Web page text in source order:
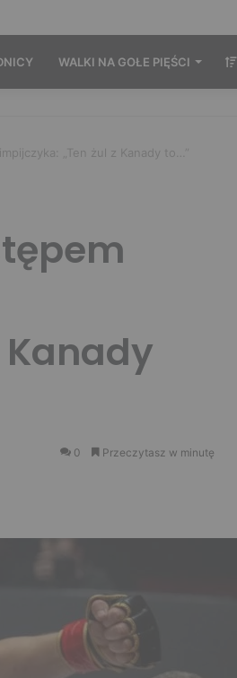
WALKI NA GOŁE PIĘŚCI
„Ten żul z Kanady to…”
Kanady
0 Przeczytasz w minutę